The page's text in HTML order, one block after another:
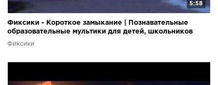
5:58
Фиксики - Короткое замыкание | Познавательные
образовательные мультики для детей, школьников
Фиксики